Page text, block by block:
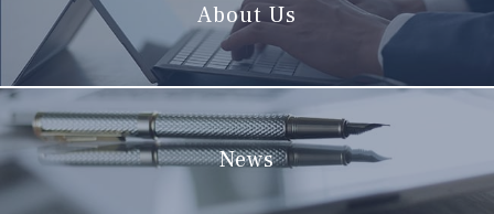
About Us
News